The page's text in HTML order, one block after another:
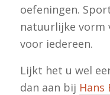
oefeningen.
natuurlijke vorm
voor iedereen.
Lijkt het u wel
dan aan bij Hans